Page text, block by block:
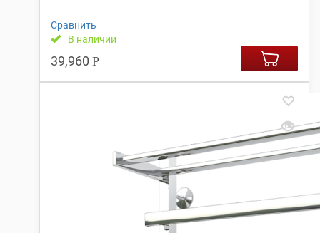
Сравнить
В наличии
39,960 Р